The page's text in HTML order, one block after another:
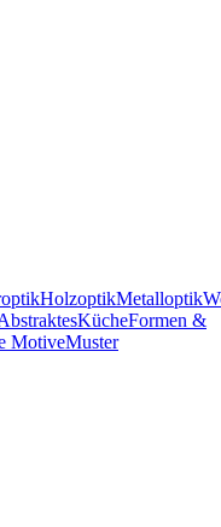
HolzoptikMetalloptik
KücheFormen &
MotiveMuster